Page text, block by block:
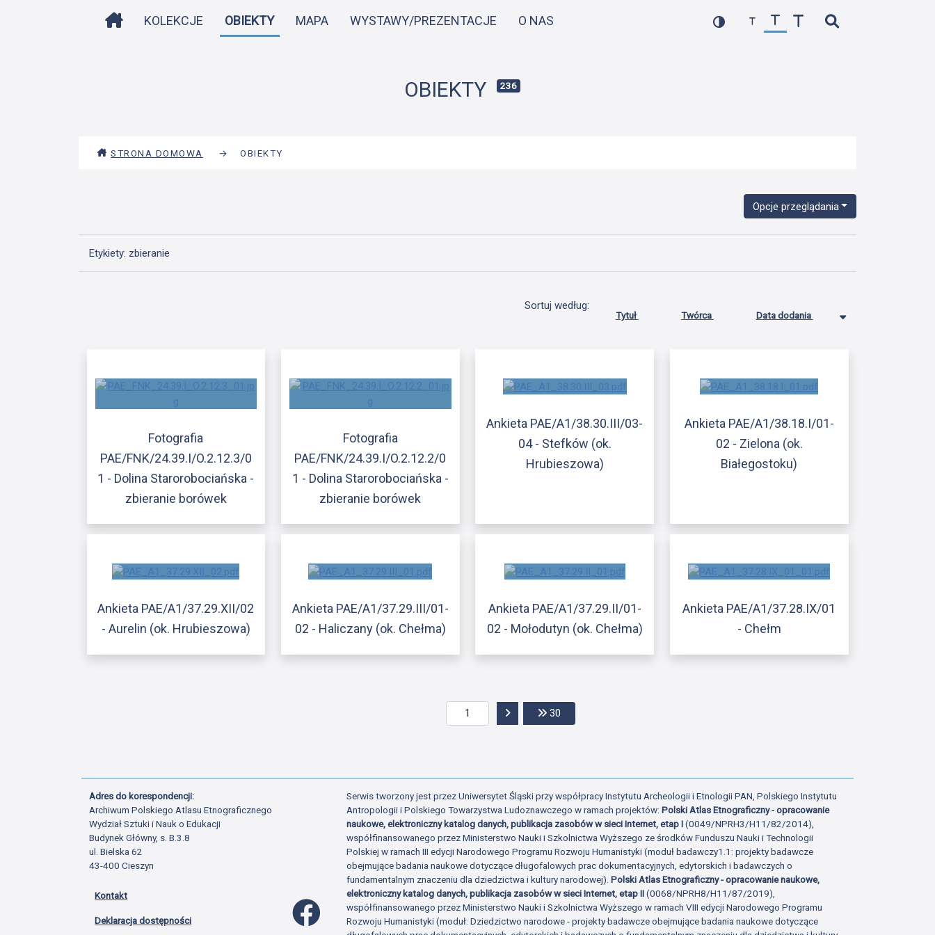
do
STRONA DOMOWA
KOLEKCJE OBIEKTY MAPA WYSTAWY/PREZENTACJE O NAS
OBIEKTY 236
STRONA DOMOWA → OBIEKTY
Opcje przeglądania
Etykiety: zbieranie
Sortuj według:
Tytuł Twórca Data dodania
Fotografia
PAE/FNK/24.39.I/O.2.12.3/0
1 - Dolina Starorobociańska -
zbieranie borówek
Fotografia
PAE/FNK/24.39.I/O.2.12.2/0
1 - Dolina Starorobociańska -
zbieranie borówek
Ankieta PAE/A1/38.30.III/03-
04 - Stefków (ok.
Hrubieszowa)
Ankieta PAE/A1/38.18.I/01-
02 - Zielona (ok.
Białegostoku)
Ankieta PAE/A1/37.29.XII/02
- Aurelin (ok. Hrubieszowa)
Ankieta PAE/A1/37.29.III/01-
02 - Haliczany (ok. Chełma)
Ankieta PAE/A1/37.29.II/01-
02 - Mołodutyn (ok. Chełma)
Ankieta PAE/A1/37.28.IX/01
- Chełm
Przejdź do następnej strony
30
Adres do korespondencji:
Archiwum Polskiego Atlasu Etnograficznego
Wydział Sztuki i Nauk o Edukacji
Budynek Główny, s. B.3.8
ul. Bielska 62
43-400 Cieszyn
Kontakt
Deklaracja dostępności
Profil Facebook
Serwis tworzony jest przez Uniwersytet Śląski przy współpracy Instytutu Archeologii i Etnologii PAN, Polskiego Instytutu
Antropologii i Polskiego Towarzystwa Ludoznawczego w ramach projektów:Polski Atlas Etnograficzny - opracowanie
naukowe, elektroniczny katalog danych, publikacja zasobów w sieci Internet, etap I(0049/NPRH3/H11/82/2014),
współfinansowanego przez Ministerstwo Nauki i Szkolnictwa Wyższego ze środków Funduszu Nauki i Technologii
Polskiej w ramach III edycji Narodowego Programu Rozwoju Humanistyki (moduł badawczy1.1: projekty badawcze
obejmujące badania naukowe dotyczące długofalowych prac dokumentacyjnych, edytorskich i badawczych o
fundamentalnym znaczeniu dla dziedzictwa i kultury narodowej).Polski Atlas Etnograficzny - opracowanie naukowe,
elektroniczny katalog danych, publikacja zasobów w sieci Internet, etap II(0068/NPRH8/H11/87/2019),
współfinansowanego przez Ministerstwo Nauki i Szkolnictwa Wyższego w ramach VIII edycji Narodowego Programu
Rozwoju Humanistyki (moduł: Dziedzictwo narodowe - projekty badawcze obejmujące badania naukowe dotyczące